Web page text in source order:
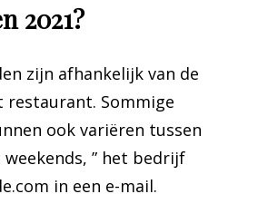
2021?
zijn afhankelijk van de
restaurant. Sommige
ook variëren tussen
weekends, ” het bedrijf
in een e-mail.